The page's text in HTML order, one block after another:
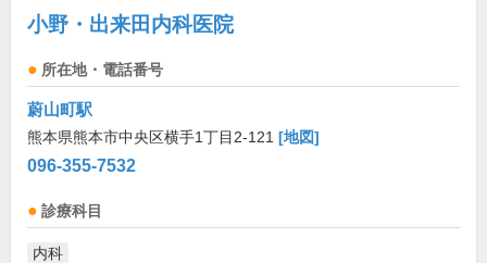
小野・出来田内科医院
所在地・電話番号
蔚山町駅
熊本県熊本市中央区横手1丁目2-121 [地図]
096-355-7532
診療科目
内科